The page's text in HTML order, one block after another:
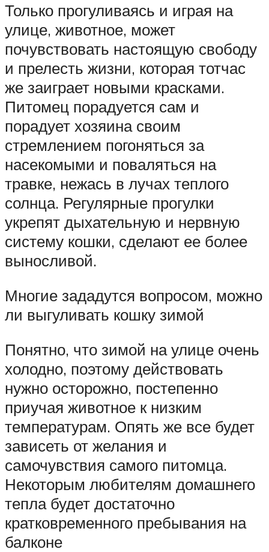
Только прогуливаясь и играя на
улице, животное, может
почувствовать настоящую свободу
и прелесть жизни, которая тотчас
же заиграет новыми красками.
Питомец порадуется сам и
порадует хозяина своим
стремлением погоняться за
насекомыми и поваляться на
травке, нежась в лучах теплого
солнца. Регулярные прогулки
укрепят дыхательную и нервную
систему кошки, сделают ее более
выносливой.
Многие зададутся вопросом, можно
ли выгуливать кошку зимой
Понятно, что зимой на улице очень
холодно, поэтому действовать
нужно осторожно, постепенно
приучая животное к низким
температурам. Опять же все будет
зависеть от желания и
самочувствия самого питомца.
Некоторым любителям домашнего
тепла будет достаточно
кратковременного пребывания на
балконе